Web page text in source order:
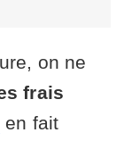
on ne
frais
en fait